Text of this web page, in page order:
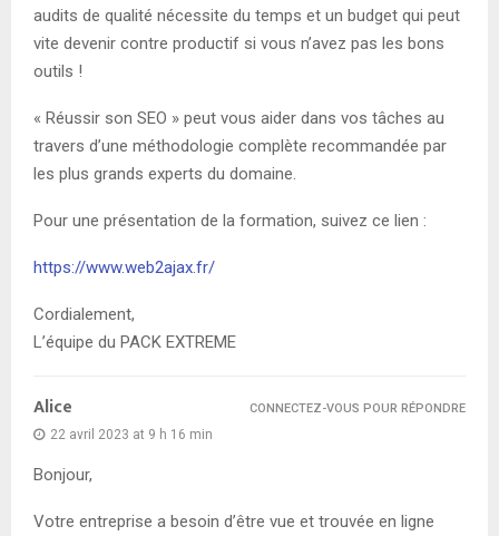
audits de qualité nécessite du temps et un budget qui peut
vite devenir contre productif si vous n’avez pas les bons
outils !
« Réussir son SEO » peut vous aider dans vos tâches au
travers d’une méthodologie complète recommandée par
les plus grands experts du domaine.
Pour une présentation de la formation, suivez ce lien :
https://www.web2ajax.fr/
Cordialement,
L’équipe du PACK EXTREME
Alice
22 avril 2023 at 9 h 16 min
Bonjour,
Votre entreprise a besoin d’être vue et trouvée en ligne
CONNECTEZ-VOUS POUR RÉPONDRE